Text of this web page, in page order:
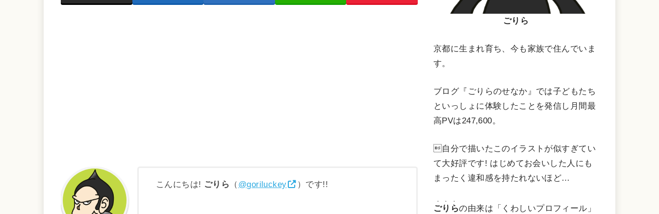
こんにちは! ごりら （ @goriluckey ）です!!
ごりら
京都に生まれ育ち、今も家族で住んでいま
す。
ブログ『ごりらのせなか』では子どもたち
といっしょに体験したことを発信し月間最
高PVは247,600。
自分で描いたこのイラストが似すぎてい
て大好評です! はじめてお会いした人にも
まったく違和感を持たれないほど…
ごりら
・・・
の由来は「くわしいプロフィール」